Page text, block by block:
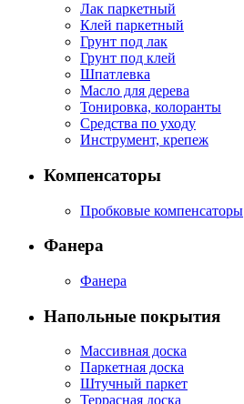
Лак паркетный
Клей паркетный
Грунт под лак
Грунт под клей
Шпатлевка
Масло для дерева
Тонировка, колоранты
Средства по уходу
Инструмент, крепеж
Компенсаторы
Пробковые компенсаторы
Фанера
Фанера
Напольные покрытия
Массивная доска
Паркетная доска
Штучный паркет
Террасная доска